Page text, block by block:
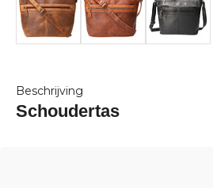
Beschrijving
Schoudertas